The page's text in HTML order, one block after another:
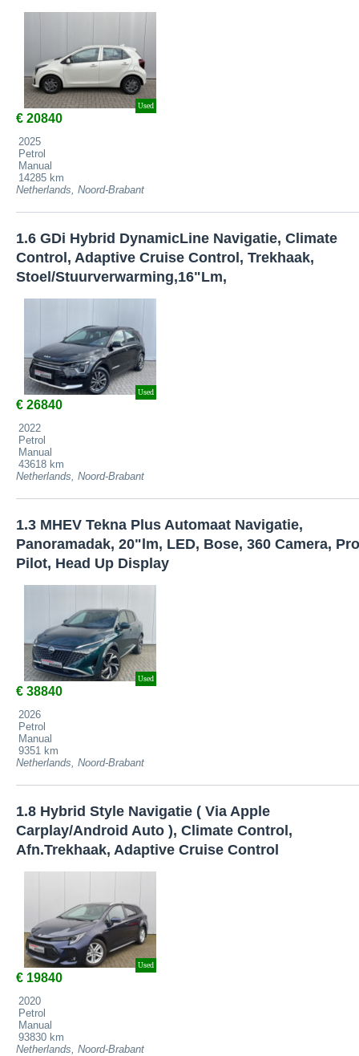
Used
€ 20840
2025
Petrol
Manual
14285 km
Netherlands, Noord-Brabant
1.6 GDi Hybrid DynamicLine Navigatie, Climate
Control, Adaptive Cruise Control, Trekhaak,
Stoel/Stuurverwarming,16"Lm,
Used
€ 26840
2022
Petrol
Manual
43618 km
Netherlands, Noord-Brabant
1.3 MHEV Tekna Plus Automaat Navigatie,
Panoramadak, 20"lm, LED, Bose, 360 Camera,
Pilot, Head Up Display
Used
€ 38840
2026
Petrol
Manual
9351 km
Netherlands, Noord-Brabant
1.8 Hybrid Style Navigatie ( Via Apple
Carplay/Android Auto ), Climate Control,
Afn.Trekhaak, Adaptive Cruise Control
Used
€ 19840
2020
Petrol
Manual
93830 km
Netherlands, Noord-Brabant